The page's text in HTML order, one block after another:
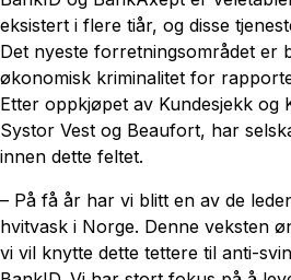
eksistert i flere tiår, og disse
Det nyeste forretningsområdet er
økonomisk kriminalitet for
Etter oppkjøpet av Kundesjekk og
Systor Vest og Beaufort, har
innen dette feltet.
– På få år har vi blitt en av de
hvitvask i Norge. Denne veksten
vi vil knytte dette tettere til anti-